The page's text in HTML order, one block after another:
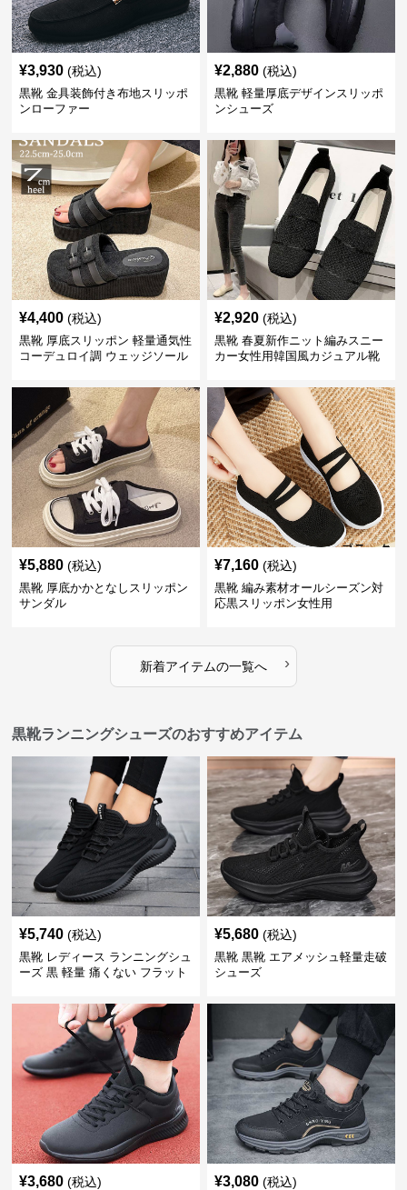
¥3,930 (税込)
黒靴 金具装飾付き布地スリッポ
ンローファー
¥2,880 (税込)
黒靴 軽量厚底デザインスリッポ
ンシューズ
¥4,400 (税込)
黒靴 厚底スリッポン 軽量通気性
コーデュロイ調 ウェッジソール
¥2,920 (税込)
黒靴 春夏新作ニット編みスニー
カー女性用韓国風カジュアル靴
¥5,880 (税込)
黒靴 厚底かかとなしスリッポン
サンダル
¥7,160 (税込)
黒靴 編み素材オールシーズン対
応黒スリッポン女性用
新着アイテムの一覧へ ›
黒靴ランニングシューズのおすすめアイテム
¥5,740 (税込)
黒靴 レディース ランニングシュ
ーズ 黒 軽量 痛くない フラット
¥5,680 (税込)
黒靴 黒靴 エアメッシュ軽量走破
シューズ
¥3,680 (税込) ¥3,080 (税込)